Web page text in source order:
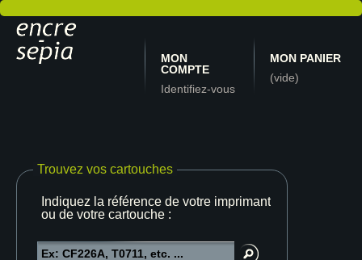
MON
COMPTE
Identifiez-vous
MON PANIER
(vide)
Trouvez vos cartouches
Indiquez la référence de votre imprimante
ou de votre cartouche :